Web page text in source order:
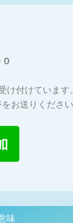
け付けています
お送りくださ
味